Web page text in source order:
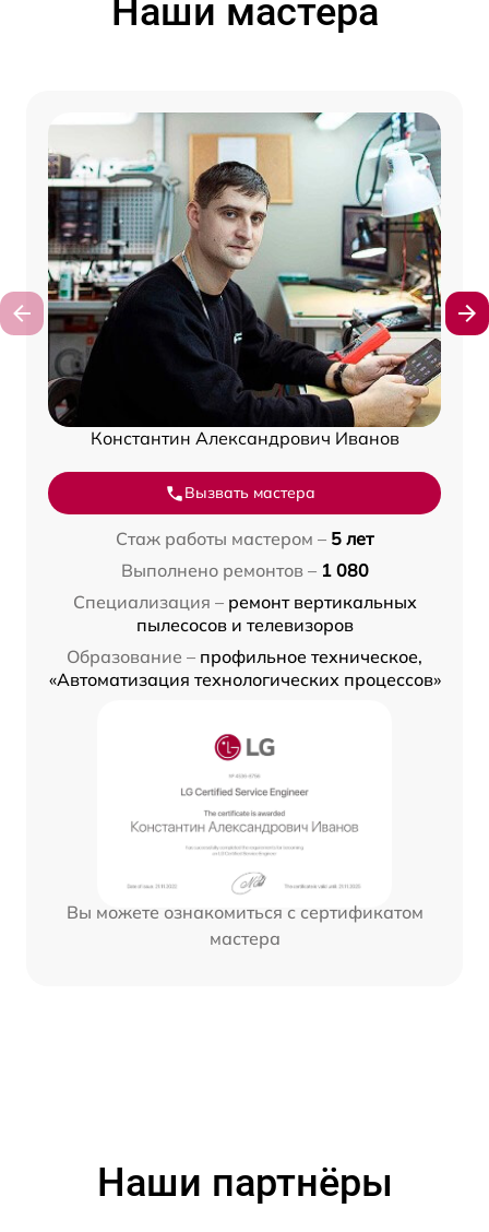
Наши мастера
Константин Александрович Иванов
Вызвать мастера
Стаж работы мастером – 5 лет
Выполнено ремонтов – 1 080
Специализация – ремонт вертикальных
пылесосов и телевизоров
Образование – профильное техническое,
«Автоматизация технологических процессов»
Вы можете ознакомиться с сертификатом
мастера
Наши партнёры